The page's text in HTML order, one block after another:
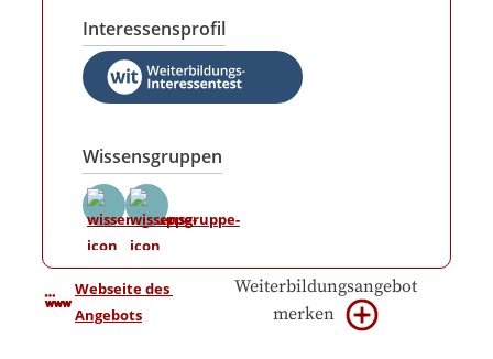
Interessensprofil
Wissensgruppen
Webseite des
Angebots
Weiterbildungsangebot
merken